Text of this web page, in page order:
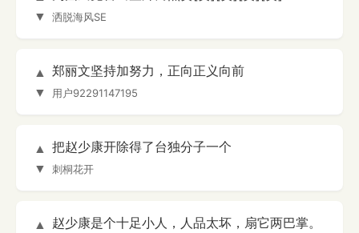
▼
洒脱海风SE
▲
▼
郑丽文坚持加努力，正向正义向前
用户92291147195
▲
▼
把赵少康开除得了台独分子一个
刺桐花开
▲
赵少康是个十足小人，人品太坏，扇它两巴掌。